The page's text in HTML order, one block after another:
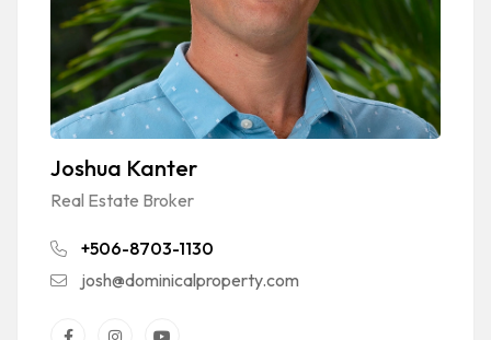
Joshua Kanter
Real Estate Broker
+506-8703-1130
josh@dominicalproperty.com